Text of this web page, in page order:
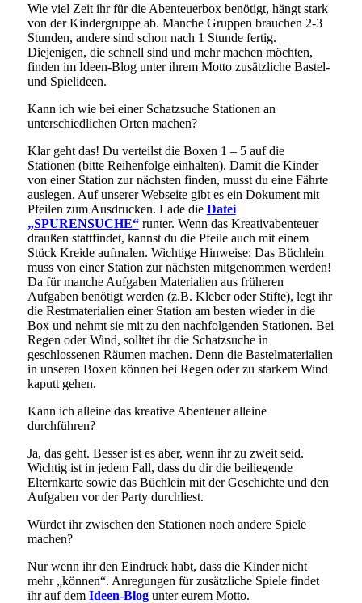
Wie viel Zeit ihr für die Abenteuerbox benötigt, hängt stark
von der Kindergruppe ab. Manche Gruppen brauchen 2-3
Stunden, andere sind schon nach 1 Stunde fertig.
Diejenigen, die schnell sind und mehr machen möchten,
finden im Ideen-Blog unter ihrem Motto zusätzliche Bastel-
und Spielideen.
Kann ich wie bei einer Schatzsuche Stationen an
unterschiedlichen Orten machen?
Klar geht das! Du verteilst die Boxen 1 – 5 auf die
Stationen (bitte Reihenfolge einhalten). Damit die Kinder
von einer Station zur nächsten finden, musst du eine Fährte
auslegen. Auf unserer Webseite gibt es ein Dokument mit
Pfeilen zum Ausdrucken. Lade die Datei
„SPURENSUCHE“runter. Wenn das Kreativabenteuer
draußen stattfindet, kannst du die Pfeile auch mit einem
Stück Kreide aufmalen. Wichtige Hinweise: Das Büchlein
muss von einer Station zur nächsten mitgenommen werden!
Da für manche Aufgaben Materialien aus früheren
Aufgaben benötigt werden (z.B. Kleber oder Stifte), legt ihr
die Restmaterialien einer Station am besten wieder in die
Box und nehmt sie mit zu den nachfolgenden Stationen. Bei
Regen oder Wind, solltet ihr die Schatzsuche in
geschlossenen Räumen machen. Denn die Bastelmaterialien
in unseren Boxen können bei Regen oder zu starkem Wind
kaputt gehen.
Kann ich alleine das kreative Abenteuer alleine
durchführen?
Ja, das geht. Besser ist es aber, wenn ihr zu zweit seid.
Wichtig ist in jedem Fall, dass du dir die beiliegende
Elternkarte sowie das Büchlein mit der Geschichte und den
Aufgaben vor der Party durchliest.
Würdet ihr zwischen den Stationen noch andere Spiele
machen?
Nur wenn ihr den Eindruck habt, dass die Kinder nicht
mehr „können“. Anregungen für zusätzliche Spiele findet
ihr auf dem Ideen-Blogunter eurem Motto.